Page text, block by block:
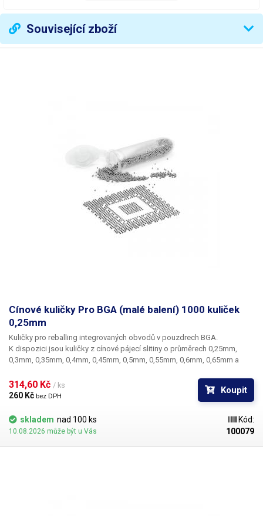
Související zboží
Cínové kuličky Pro BGA (malé balení) 1000 kuliček
0,25mm
Kuličky pro reballing integrovaných obvodů v pouzdrech BGA.
K dispozici jsou kuličky z cínové pájecí slitiny o průměrech 0,25mm,
0,3mm, 0,35mm, 0,4mm, 0,45mm, 0,5mm, 0,55mm, 0,6mm, 0,65mm a
BGA mřížky pro překuličkování. Ampule obsahuje vždy 1000 kusů
kuliček o daném průměru.
314,60 Kč / ks
260 Kč bez DPH
Koupit
skladem nad 100 ks
10.08.2026 může být u Vás
Kód:
100079